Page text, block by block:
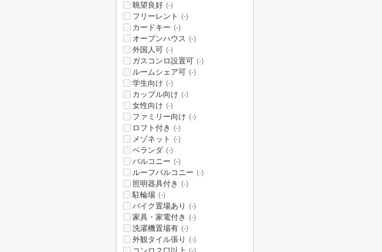
眺望良好 (-)
フリーレント (-)
カードキー (-)
オープンハウス (-)
外国人可 (-)
ガスコンロ設置可 (-)
ルームシェア可 (-)
学生向け (-)
カップル向け (-)
女性向け (-)
ファミリー向け (-)
ロフト付き (-)
メゾネット (-)
ベランダ (-)
バルコニー (-)
ルーフバルコニー (-)
照明器具付き (-)
駐輪場 (-)
バイク置場あり (-)
家具・家電付き (-)
洗濯機置場有 (-)
外観タイル張り (-)